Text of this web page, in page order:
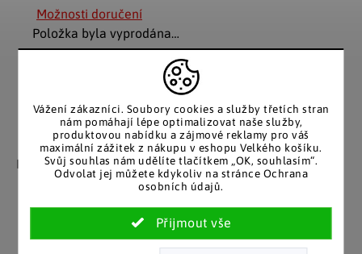
Vážení zákazníci. Soubory cookies a služby třetích stran
nám pomáhají lépe optimalizovat naše služby,
produktovou nabídku a zájmové reklamy pro váš
maximální zážitek z nákupu v eshopu Velkého košíku.
Svůj souhlas nám udělíte tlačítkem „OK, souhlasím“.
Odvolat jej můžete kdykoliv na stránce Ochrana
osobních údajů.
Možnosti doručení
Položka byla vyprodána…
Záruka spokojenosti
Nakupujete bez obav, férové
jednání v každé situaci.
Katalog v tištěné
podobě
Stálým zákazníkům
posíláme papírový katalog
do schránky.